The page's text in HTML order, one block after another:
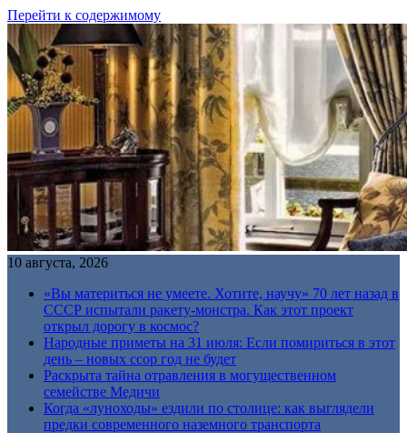
Перейти к содержимому
10 августа, 2026
«Вы материться не умеете. Хотите, научу» 70 лет назад в
СССР испытали ракету-монстра. Как этот проект
открыл дорогу в космос?
Народные приметы на 31 июля: Если помириться в этот
день – новых ссор год не будет
Раскрыта тайна отравления в могущественном
семействе Медичи
Когда «луноходы» ездили по столице: как выглядели
предки современного наземного транспорта